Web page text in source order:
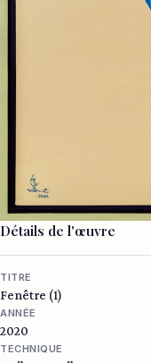
Détails de l'œuvre
TITRE
Fenêtre (1)
ANNÉE
2020
TECHNIQUE